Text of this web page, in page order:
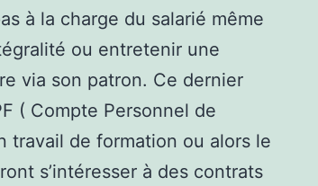
à la charge du salarié même
ou entretenir une
via son patron. Ce dernier
( Compte Personnel de
travail de formation ou alors le
s’intéresser à des contrats